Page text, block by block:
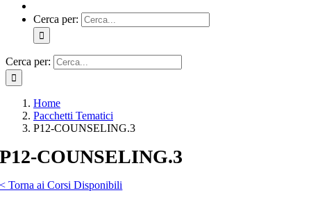
Cerca per:
Cerca per:
Home
Pacchetti Tematici
P12-COUNSELING.3
P12-COUNSELING.3
< Torna ai Corsi Disponibili